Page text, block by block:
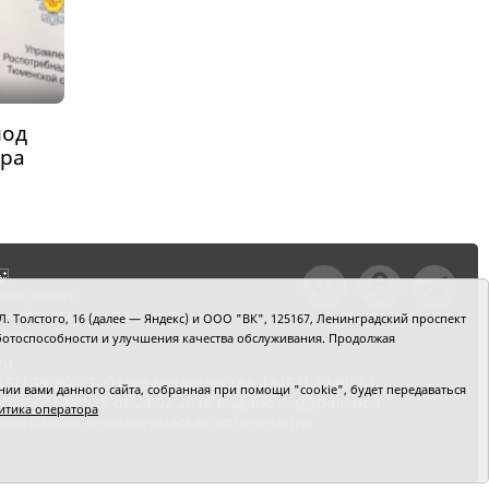
текст и
39-90-59. Отдел рекламы: тел. (3452) 39-90-51.
ФС77-64918 от 24.02.2016 выдано Федеральной
некоммерческая организация
Толстого, 16 (далее — Яндекс) и ООО "ВК", 125167, Ленинградский проспект
и улучшения качества обслуживания. Продолжая
вами данного сайта, собранная при помощи "cookie", будет передаваться
оператора